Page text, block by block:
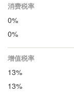
消费税率
0%
0%
增值税率
13%
13%